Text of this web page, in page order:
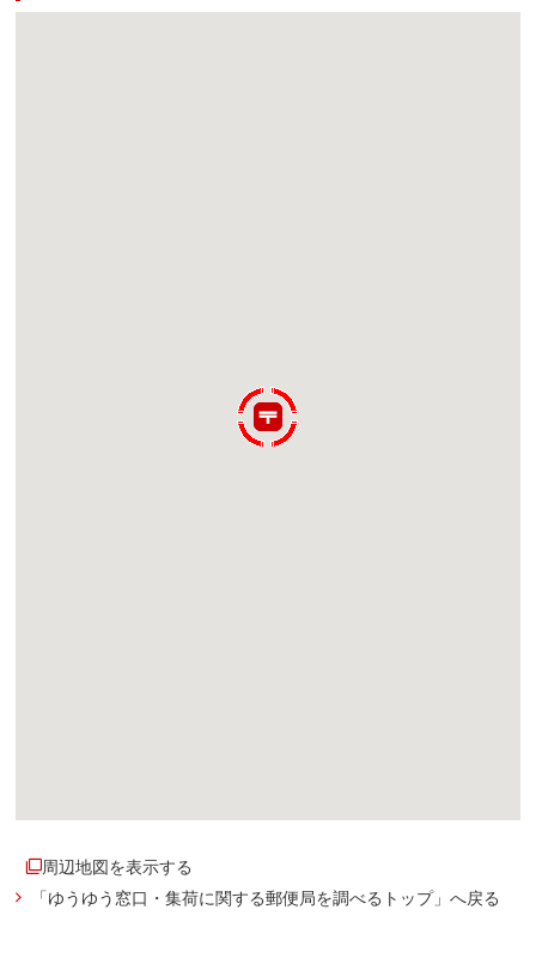
周辺地図を表示する
「ゆうゆう窓口・集荷に関する郵便局を調べるトップ」へ戻る